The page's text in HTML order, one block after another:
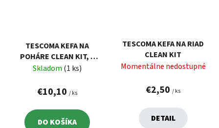
TESCOMA KEFA NA
POHÁRE CLEAN KIT, S
PRÍSAVKOU
Skladom (1 ks)
€10,10 / ks
DO KOŠÍKA
TESCOMA KEFA NA RIAD
CLEAN KIT
Momentálne nedostupné
€2,50 / ks
DETAIL